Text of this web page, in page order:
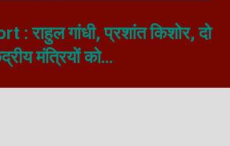
: राहुल गांधी, प्रशांत किशोर, दो
मंत्रियों को…